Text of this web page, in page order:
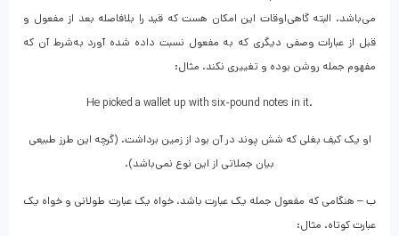
می‌باشد. البته گاهی‌اوقات این امکان هست که قید را بلافاصله بعد از مفعول و
قبل از عبارات وصفی دیگری که به مفعول نسبت داده شده آورد به‌شرط آن که
مفهوم جمله روشن بوده و تغییری نکند. مثال:
He picked a wallet up with six-pound notes in it.
او یک کیف بغلی که شش پوند در آن بود از زمین برداشت. (گرچه این طرز طبیعی
بیان جملاتی از این نوع نمی‌باشد).
ب – هنگامی که مفعول جمله یک عبارت باشد، خواه یک عبارت طولانی و خواه یک
عبارت کوتاه. مثال: